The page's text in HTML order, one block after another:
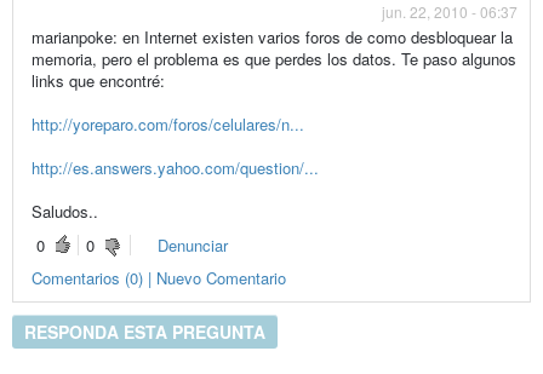
jun. 22, 2010 - 06:37
marianpoke: en Internet existen varios foros de como desbloquear la
memoria, pero el problema es que perdes los datos. Te paso algunos
links que encontré:
http://yoreparo.com/foros/celulares/n...
http://es.answers.yahoo.com/question/...
Saludos..
0
0
Denunciar
Comentarios (0) | Nuevo Comentario
RESPONDA ESTA PREGUNTA